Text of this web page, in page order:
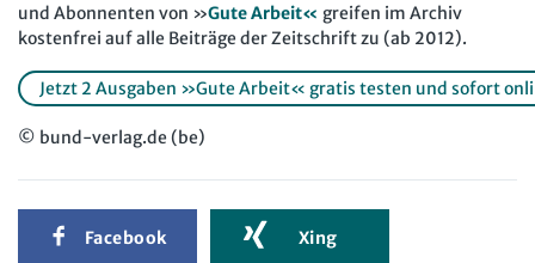
und Abonnenten von »Gute Arbeit« greifen im Archiv
kostenfrei auf alle Beiträge der Zeitschrift zu (ab 2012).
Jetzt 2 Ausgaben »Gute Arbeit« gratis testen und sofort
© bund-verlag.de (be)
Facebook Xing